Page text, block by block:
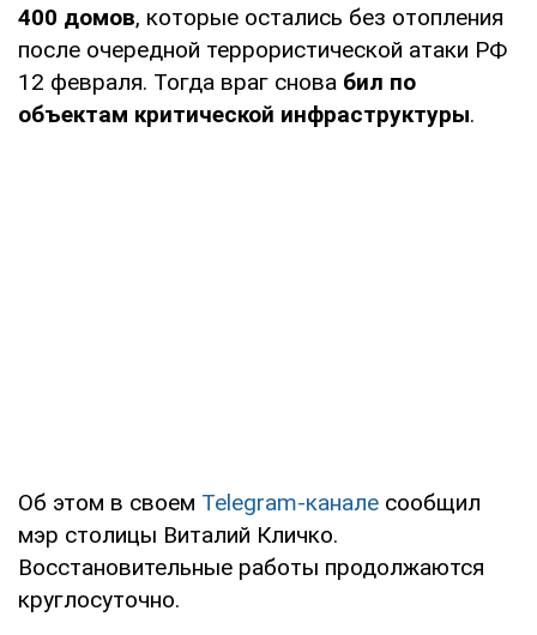
400 домов, которые остались без отопления
после очередной террористической атаки РФ
12 февраля. Тогда враг снова бил по
объектам критической инфраструктуры.
Об этом в своем Telegram-канале сообщил
мэр столицы Виталий Кличко.
Восстановительные работы продолжаются
круглосуточно.